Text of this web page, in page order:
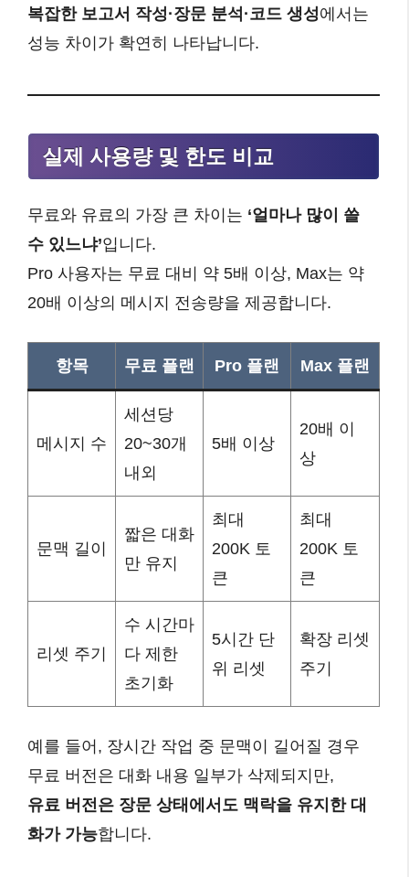
복잡한 보고서 작성·장문 분석·코드 생성에서는
성능 차이가 확연히 나타납니다.
실제 사용량 및 한도 비교
무료와 유료의 가장 큰 차이는 ‘얼마나 많이 쓸
수 있느냐’입니다.
Pro 사용자는 무료 대비 약 5배 이상, Max는 약
20배 이상의 메시지 전송량을 제공합니다.
항목 무료 플랜 Pro 플랜 Max 플랜
메시지 수
세션당
20~30개
내외
5배 이상
20배 이
상
문맥 길이
짧은 대화
만 유지
최대
200K 토
큰
최대
200K 토
큰
리셋 주기
수 시간마
다 제한
초기화
5시간 단
위 리셋
확장 리셋
주기
예를 들어, 장시간 작업 중 문맥이 길어질 경우
무료 버전은 대화 내용 일부가 삭제되지만,
유료 버전은 장문 상태에서도 맥락을 유지한 대
화가 가능합니다.